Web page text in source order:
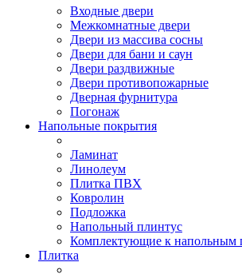
Входные двери
Межкомнатные двери
Двери из массива сосны
Двери для бани и саун
Двери раздвижные
Двери противопожарные
Дверная фурнитура
Погонаж
Напольные покрытия
Ламинат
Линолеум
Плитка ПВХ
Ковролин
Подложка
Напольный плинтус
Комплектующие к напольным
Плитка